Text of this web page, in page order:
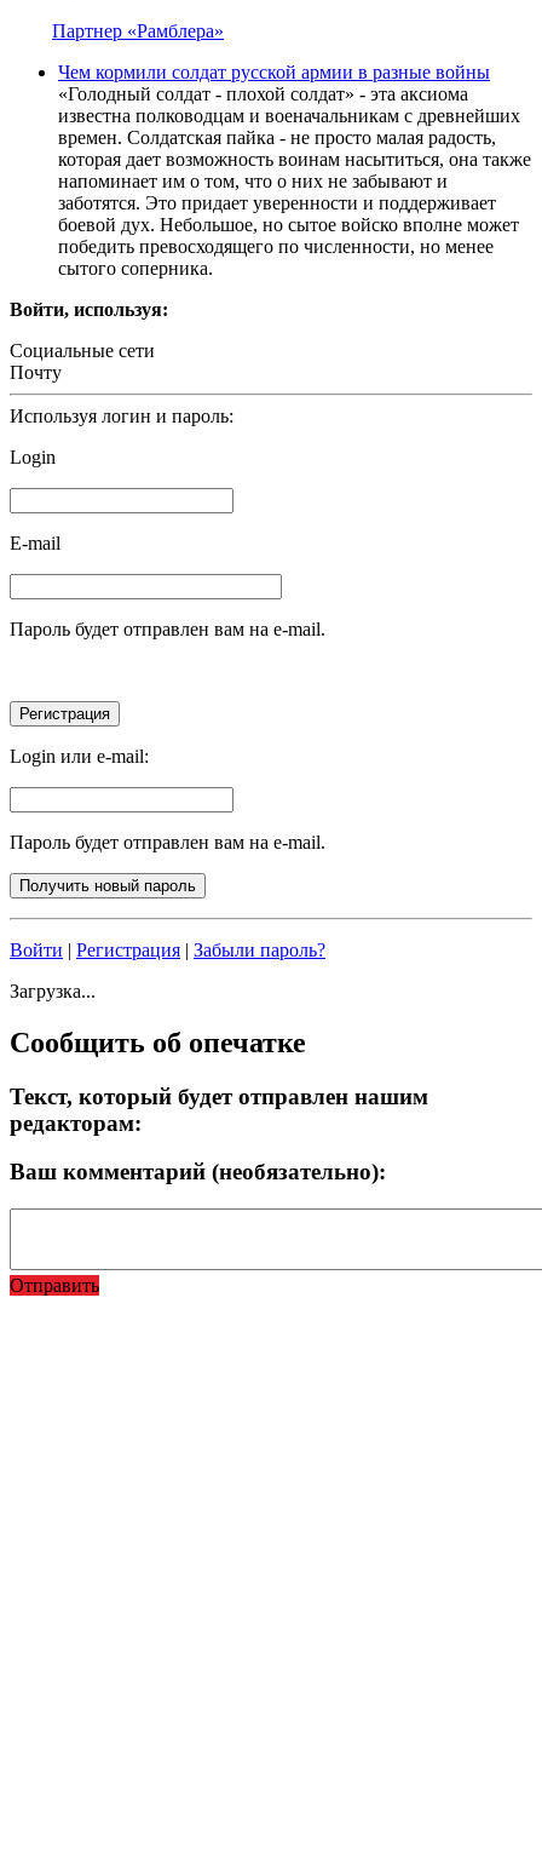
Партнер «Рамблера»
Чем кормили солдат русской армии в разные войны
«Голодный солдат - плохой солдат» - эта аксиома
известна полководцам и военачальникам с древнейших
времен. Солдатская пайка - не просто малая радость,
которая дает возможность воинам насытиться, она также
напоминает им о том, что о них не забывают и
заботятся. Это придает уверенности и поддерживает
боевой дух. Небольшое, но сытое войско вполне может
победить превосходящего по численности, но менее
сытого соперника.
Войти, используя:
Социальные сети
Почту
Используя логин и пароль:
Login
E-mail
Пароль будет отправлен вам на e-mail.
Login или e-mail:
Пароль будет отправлен вам на e-mail.
Войти | Регистрация | Забыли пароль?
Загрузка...
Сообщить об опечатке
Текст, который будет отправлен нашим
редакторам:
Ваш комментарий (необязательно):
Отправить